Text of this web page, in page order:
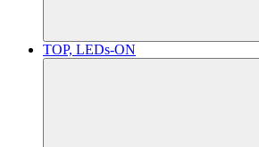
TOP, LEDs-ON